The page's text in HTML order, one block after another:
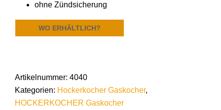
ohne Zündsicherung
WO ERHÄLTLICH?
Artikelnummer: 4040
Kategorien: Hockerkocher Gaskocher,
HOCKERKOCHER Gaskocher